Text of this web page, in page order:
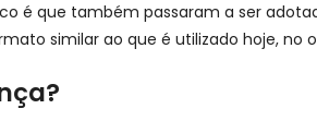
é que também passaram a ser
similar ao que é utilizado hoje, no